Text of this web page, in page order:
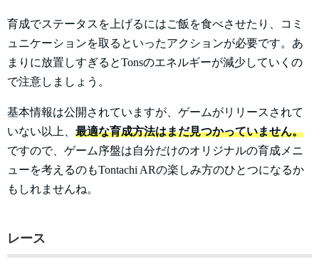
育成でステータスを上げるにはご飯を食べさせたり、コミ
ュニケーションを取るといったアクションが必要です。あ
まりに放置しすぎるとTonsのエネルギーが減少していくの
で注意しましょう。
基本情報は公開されていますが、ゲームがリリースされて
いない以上、 最適な育成方法はまだ見つかっていません。
ですので、ゲーム序盤は自分だけのオリジナルの育成メニ
ューを考えるのもTontachi ARの楽しみ方のひとつになるか
もしれませんね。
レース